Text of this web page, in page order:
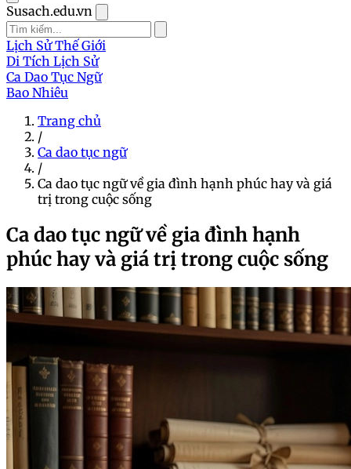
Susach.edu.vn
Lịch Sử Thế Giới
Di Tích Lịch Sử
Ca Dao Tục Ngữ
Bao Nhiêu
Trang chủ
/
Ca dao tục ngữ
/
Ca dao tục ngữ về gia đình hạnh phúc hay và giá
trị trong cuộc sống
Ca dao tục ngữ về gia đình hạnh
phúc hay và giá trị trong cuộc sống